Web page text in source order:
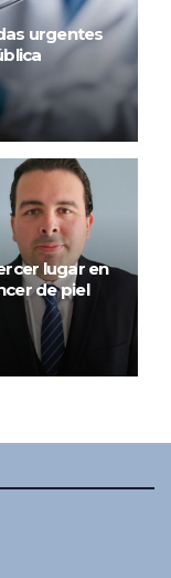
urgentes
lugar en
de piel